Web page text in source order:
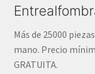
Más de 25000
mano. Precio
GRATUITA.